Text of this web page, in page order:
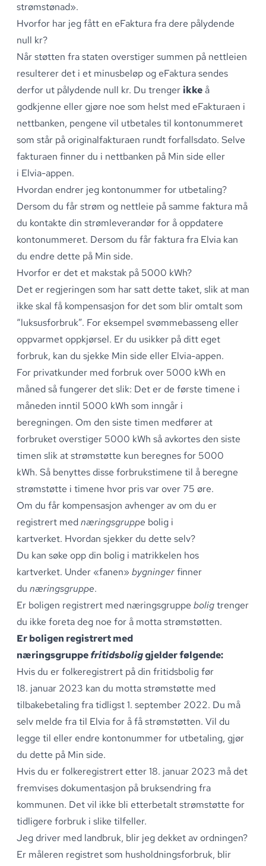
strømstønad».
Hvorfor har jeg fått en eFaktura fra dere pålydende
null kr?
Når støtten fra staten overstiger summen på nettleien
resulterer det i et minusbeløp og eFaktura sendes
derfor ut pålydende null kr. Du trenger ikkeå
godkjenne eller gjøre noe som helst med eFakturaen i
nettbanken, pengene vil utbetales til kontonummeret
som står på originalfakturaen rundt forfallsdato. Selve
fakturaen finner du i nettbanken på Min side eller
i Elvia-appen.
Hvordan endrer jeg kontonummer for utbetaling?
Dersom du får strøm og nettleie på samme faktura må
du kontakte din strømleverandør for å oppdatere
kontonummeret. Dersom du får faktura fra Elvia kan
du endre dette på Min side.
Hvorfor er det et makstak på 5000 kWh?
Det er regjeringen som har satt dette taket, slik at man
ikke skal få kompensasjon for det som blir omtalt som
“luksusforbruk”. For eksempel svømmebasseng eller
oppvarmet oppkjørsel. Er du usikker på ditt eget
forbruk, kan du sjekke Min side eller Elvia-appen.
For privatkunder med forbruk over 5000 kWh en
måned så fungerer det slik: Det er de første timene i
måneden inntil 5000 kWh som inngår i
beregningen. Om den siste timen medfører at
forbruket overstiger 5000 kWh så avkortes den siste
timen slik at strømstøtte kun beregnes for 5000
kWh. Så benyttes disse forbrukstimene til å beregne
strømstøtte i timene hvor pris var over 75 øre.
Om du får kompensasjon avhenger av om du er
registrert med næringsgruppe bolig i
kartverket. Hvordan sjekker du dette selv?
Du kan søke opp din bolig i matrikkelen hos
kartverket. Under «fanen» bygningerfinner
du næringsgruppe.
Er boligen registrert med næringsgruppe boligtrenger
du ikke foreta deg noe for å motta strømstøtten.
Er boligen registrert med
næringsgruppefritidsboliggjelder følgende:
Hvis du er folkeregistrert på din fritidsbolig før
18. januar 2023 kan du motta strømstøtte med
tilbakebetaling fra tidligst 1. september 2022. Du må
selv melde fra til Elvia for å få strømstøtten. Vil du
legge til eller endre kontonummer for utbetaling, gjør
du dette på Min side.
Hvis du er folkeregistrert etter 18. januar 2023 må det
fremvises dokumentasjon på bruksendring fra
kommunen. Det vil ikke bli etterbetalt strømstøtte for
tidligere forbruk i slike tilfeller.
Jeg driver med landbruk, blir jeg dekket av ordningen?
Er måleren registret som husholdningsforbruk, blir